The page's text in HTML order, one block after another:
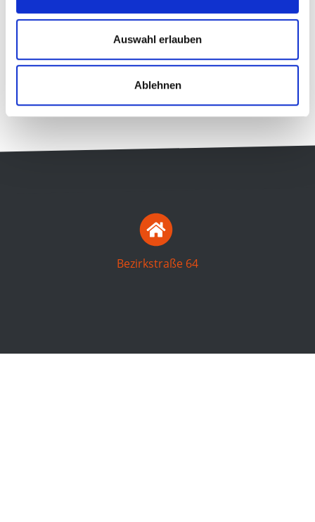
Auswahl erlauben
Ablehnen
Bezirkstraße 64